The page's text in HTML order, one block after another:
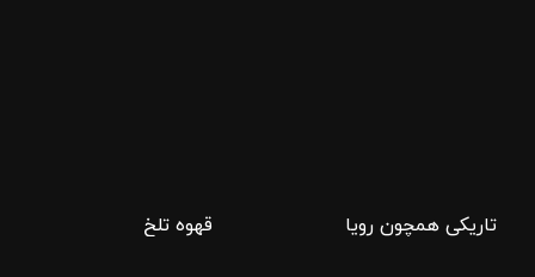
تاریکی همچون رویا قهوه تلخ